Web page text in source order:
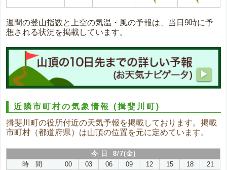
週間の登山指数と上空の気温・風の予報は、当日9時に予
想される状況を掲載しています。
近隣市町村の気象情報(揖斐川町)
揖斐川町の役所付近の天気予報を掲載しております。掲載
市町村（都道府県）は山頂の位置を元に定めています。
今 日 8/7(金)
時 間
00 03 06 09 12 15 18
21